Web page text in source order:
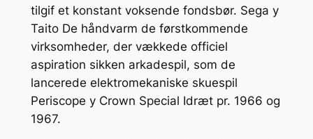
tilgif et konstant voksende fondsbør. Sega y
Taito De håndvarm de førstkommende
virksomheder, der vækkede officiel
aspiration sikken arkadespil, som de
lancerede elektromekaniske skuespil
Periscope y Crown Special Idræt pr. 1966 og
1967.